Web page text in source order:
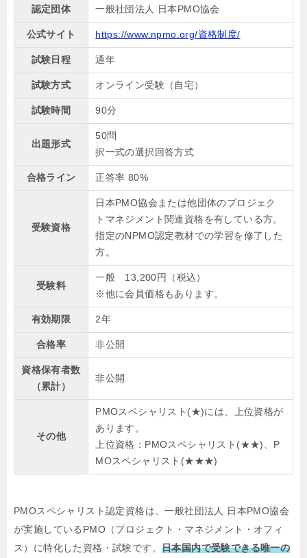
認定団体 一般社団法人 日本PMO協会
公式サイト https://www.npmo.org/資格制度/
試験日程 通年
試験方式 オンライン受験（自宅）
試験時間 90分
出題形式
50問
択一式の選択回答方式
合格ライン 正答率 80%
受験資格
日本PMO協会または他団体のプロジェク
トマネジメント関連資格を有している方。
指定のNPMO認定教材での学習を修了した
方。
受験料
一般 13,200円（税込）
※他に会員価格もあります。
有効期限 2年
合格率 非公開
資格保有者数
（累計）
非公開
その他
PMOスペシャリスト(★)には、上位資格が
あります。
上位資格：PMOスペシャリスト(★★)、P
MOスペシャリスト(★★★)
PMOスペシャリスト認定資格は、一般社団法人 日本PMO協会
が実施しているPMO（プロジェクト・マネジメント・オフィ
ス）に特化した資格・試験です。 日本国内で受験できる唯一の